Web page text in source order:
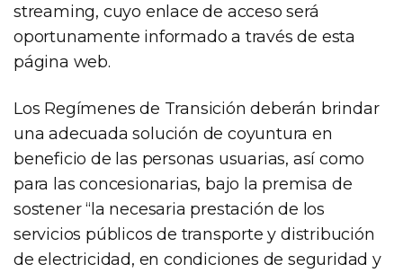
streaming, cuyo enlace de acceso será
oportunamente informado a través de esta
página web.
Los Regímenes de Transición deberán brindar
una adecuada solución de coyuntura en
beneficio de las personas usuarias, así como
para las concesionarias, bajo la premisa de
sostener “la necesaria prestación de los
servicios públicos de transporte y distribución
de electricidad, en condiciones de seguridad y